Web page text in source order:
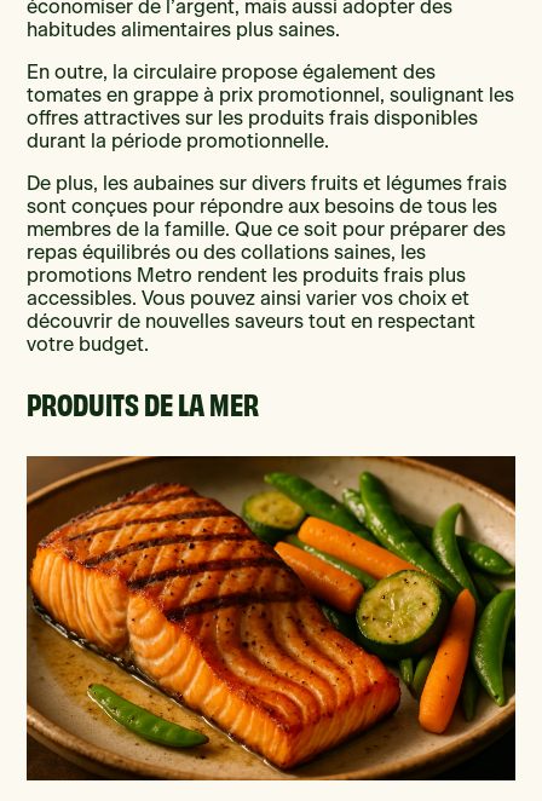
économiser de l’argent, mais aussi adopter des
habitudes alimentaires plus saines.
En outre, la circulaire propose également des
tomates en grappe à prix promotionnel, soulignant les
offres attractives sur les produits frais disponibles
durant la période promotionnelle.
De plus, les aubaines sur divers fruits et légumes frais
sont conçues pour répondre aux besoins de tous les
membres de la famille. Que ce soit pour préparer des
repas équilibrés ou des collations saines, les
promotions Metro rendent les produits frais plus
accessibles. Vous pouvez ainsi varier vos choix et
découvrir de nouvelles saveurs tout en respectant
votre budget.
PRODUITS DE LA MER